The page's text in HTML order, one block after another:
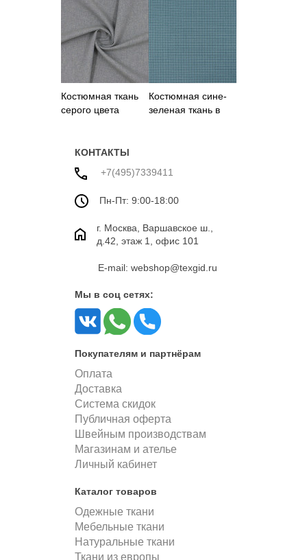
цвета
ткань цвета
бургунди
Костюмная ткань
серого цвета
Костюмная сине-
зеленая ткань в
КОНТАКТЫ
+7(495)7339411
Пн-Пт: 9:00-18:00
г. Москва, Варшавское ш.,
д.42, этаж 1, офис 101
E-mail: webshop@texgid.ru
Мы в соц сетях:
Покупателям и партнёрам
Оплата
Доставка
Система скидок
Публичная оферта
Швейным производствам
Магазинам и ателье
Личный кабинет
Каталог товаров
Одежные ткани
Мебельные ткани
Натуральные ткани
Ткани из европы